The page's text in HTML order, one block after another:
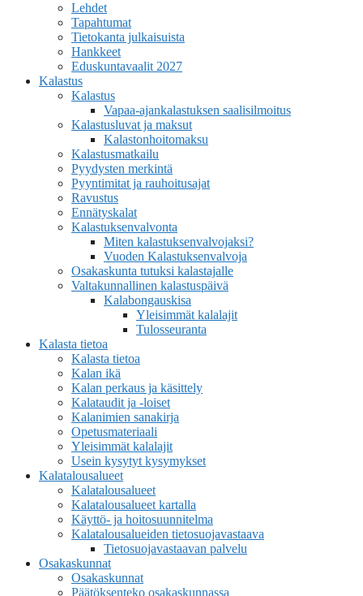
Lehdet
Tapahtumat
Tietokanta julkaisuista
Hankkeet
Eduskuntavaalit 2027
Kalastus
Kalastus
Vapaa-ajankalastuksen saalisilmoitus
Kalastusluvat ja maksut
Kalastonhoitomaksu
Kalastusmatkailu
Pyydysten merkintä
Pyyntimitat ja rauhoitusajat
Ravustus
Ennätyskalat
Kalastuksenvalvonta
Miten kalastuksenvalvojaksi?
Vuoden Kalastuksenvalvoja
Osakaskunta tutuksi kalastajalle
Valtakunnallinen kalastuspäivä
Kalabongauskisa
Yleisimmät kalalajit
Tulosseuranta
Kalasta tietoa
Kalasta tietoa
Kalan ikä
Kalan perkaus ja käsittely
Kalataudit ja -loiset
Kalanimien sanakirja
Opetusmateriaali
Yleisimmät kalalajit
Usein kysytyt kysymykset
Kalatalousalueet
Kalatalousalueet
Kalatalousalueet kartalla
Käyttö- ja hoitosuunnitelma
Kalatalousalueiden tietosuojavastaava
Tietosuojavastaavan palvelu
Osakaskunnat
Osakaskunnat
Päätöksenteko osakaskunnassa